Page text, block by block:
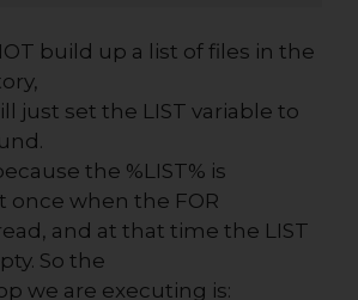
build up a list of files in the
just set the LIST variable to
the %LIST% is
once when the FOR
and at that time the LIST
So the
we are executing is: